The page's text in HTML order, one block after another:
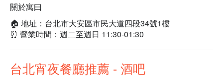
關於寓曰
🏠 地址：台北市大安區市民大道四段34號1樓
⏰ 營業時間：週二至週日 11:30-01:30
台北宵夜餐廳推薦 - 酒吧